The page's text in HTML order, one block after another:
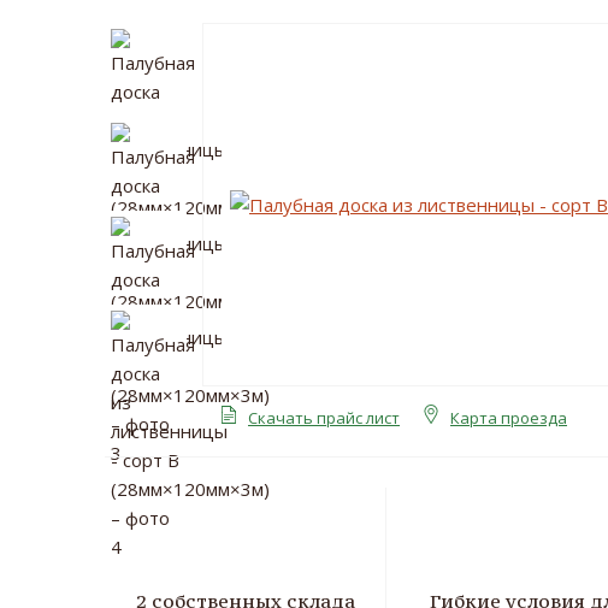
Скачать прайс лист Карта проезда
2 собственных склада
Гибкие условия